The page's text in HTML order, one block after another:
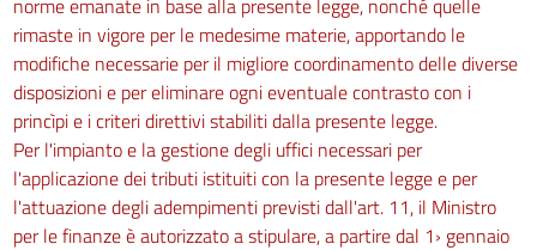
norme emanate in base alla presente legge, nonché quelle
rimaste in vigore per le medesime materie, apportando le
modifiche necessarie per il migliore coordinamento delle diverse
disposizioni e per eliminare ogni eventuale contrasto con i
princìpi e i criteri direttivi stabiliti dalla presente legge.
Per l'impianto e la gestione degli uffici necessari per
l'applicazione dei tributi istituiti con la presente legge e per
l'attuazione degli adempimenti previsti dall'art. 11, il Ministro
per le finanze è autorizzato a stipulare, a partire dal 1› gennaio